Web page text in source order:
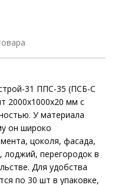
31 ППС-35 (ПСБ-С
2000х1000х20 мм с
У материала
он широко
цоколя, фасада,
перегородок в
Для удобства
по 30 шт в упаковке,